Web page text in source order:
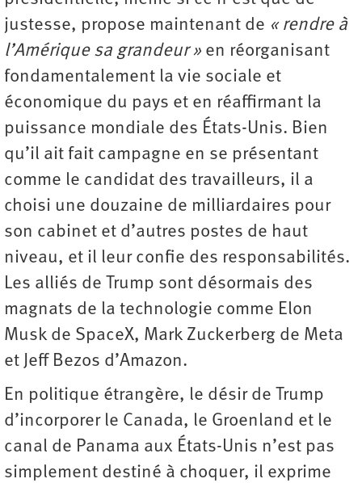
justesse, propose maintenant de « rendre à
l’Amérique sa grandeur » en réorganisant
fondamentalement la vie sociale et
économique du pays et en réaffirmant la
puissance mondiale des États-Unis. Bien
qu’il ait fait campagne en se présentant
comme le candidat des travailleurs, il a
choisi une douzaine de milliardaires pour
son cabinet et d’autres postes de haut
niveau, et il leur confie des responsabilités.
Les alliés de Trump sont désormais des
magnats de la technologie comme Elon
Musk de SpaceX, Mark Zuckerberg de Meta
et Jeff Bezos d’Amazon.
En politique étrangère, le désir de Trump
d’incorporer le Canada, le Groenland et le
canal de Panama aux États-Unis n’est pas
simplement destiné à choquer, il exprime